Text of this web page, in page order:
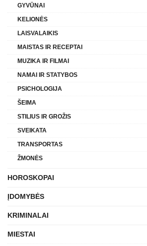
GYVŪNAI
KELIONĖS
LAISVALAIKIS
MAISTAS IR RECEPTAI
MUZIKA IR FILMAI
NAMAI IR STATYBOS
PSICHOLOGIJA
ŠEIMA
STILIUS IR GROŽIS
SVEIKATA
TRANSPORTAS
ŽMONĖS
HOROSKOPAI
ĮDOMYBĖS
KRIMINALAI
MIESTAI